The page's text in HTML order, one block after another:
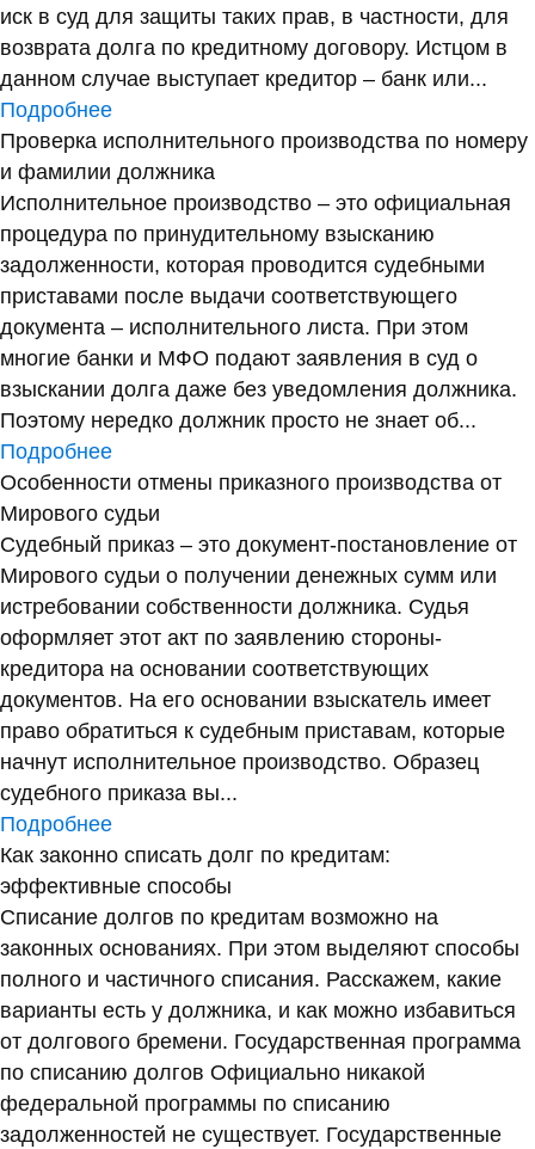
иск в суд для защиты таких прав, в частности, для
возврата долга по кредитному договору. Истцом в
данном случае выступает кредитор – банк или...
Подробнее
Проверка исполнительного производства по номеру
и фамилии должника
Исполнительное производство – это официальная
процедура по принудительному взысканию
задолженности, которая проводится судебными
приставами после выдачи соответствующего
документа – исполнительного листа. При этом
многие банки и МФО подают заявления в суд о
взыскании долга даже без уведомления должника.
Поэтому нередко должник просто не знает об...
Подробнее
Особенности отмены приказного производства от
Мирового судьи
Судебный приказ – это документ-постановление от
Мирового судьи о получении денежных сумм или
истребовании собственности должника. Судья
оформляет этот акт по заявлению стороны-
кредитора на основании соответствующих
документов. На его основании взыскатель имеет
право обратиться к судебным приставам, которые
начнут исполнительное производство. Образец
судебного приказа вы...
Подробнее
Как законно списать долг по кредитам:
эффективные способы
Списание долгов по кредитам возможно на
законных основаниях. При этом выделяют способы
полного и частичного списания. Расскажем, какие
варианты есть у должника, и как можно избавиться
от долгового бремени. Государственная программа
по списанию долгов Официально никакой
федеральной программы по списанию
задолженностей не существует. Государственные